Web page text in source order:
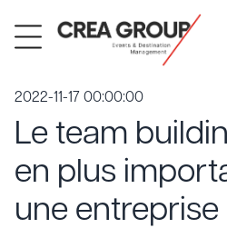
2022-11-17 00:00:00
Le team
en plus
une entreprise